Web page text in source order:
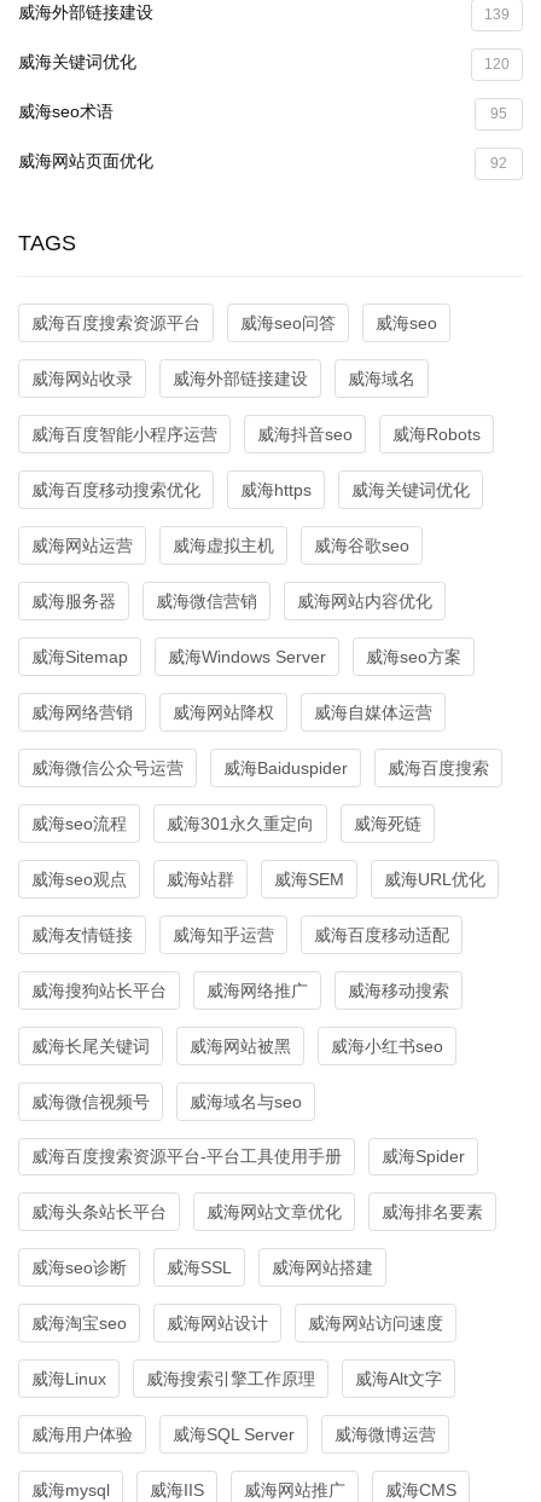
威海外部链接建设 139
威海关键词优化 120
威海seo术语 95
威海网站页面优化 92
TAGS
威海百度搜索资源平台 威海seo问答 威海seo
威海网站收录 威海外部链接建设 威海域名
威海百度智能小程序运营 威海抖音seo 威海Robots
威海百度移动搜索优化 威海https 威海关键词优化
威海网站运营 威海虚拟主机 威海谷歌seo
威海服务器 威海微信营销 威海网站内容优化
威海Sitemap 威海Windows Server 威海seo方案
威海网络营销 威海网站降权 威海自媒体运营
威海微信公众号运营 威海Baiduspider 威海百度搜索
威海seo流程 威海301永久重定向 威海死链
威海seo观点 威海站群 威海SEM 威海URL优化
威海友情链接 威海知乎运营 威海百度移动适配
威海搜狗站长平台 威海网络推广 威海移动搜索
威海长尾关键词 威海网站被黑 威海小红书seo
威海微信视频号 威海域名与seo
威海百度搜索资源平台-平台工具使用手册 威海Spider
威海头条站长平台 威海网站文章优化 威海排名要素
威海seo诊断 威海SSL 威海网站搭建
威海淘宝seo 威海网站设计 威海网站访问速度
威海Linux 威海搜索引擎工作原理 威海Alt文字
威海用户体验 威海SQL Server 威海微博运营
威海mysql 威海IIS 威海网站推广 威海CMS